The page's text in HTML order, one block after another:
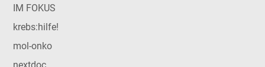
IM FOKUS
krebs:hilfe!
mol-onko
nextdoc